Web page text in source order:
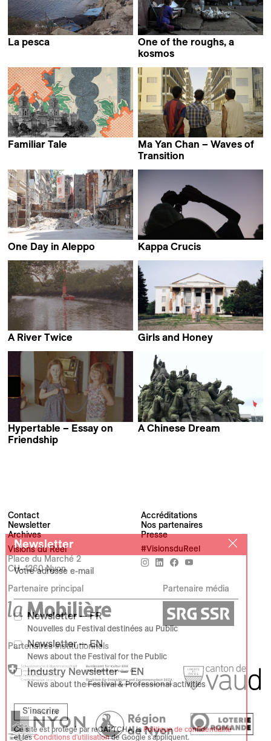
La pesca
One of the roughs, a
kosmos
Familiar Tale
Ma Yan Chan – Waves of
Transition
One Day in Aleppo
Kappa Crucis
A River Twice
Girls and Honey
Hypertable – Essay on
Friendship
A Chinese Dream
Contact
Newsletter
Archives
Accréditations
Nos partenaires
Presse
Visions du Réel
Place du Marché 2
CH–1260 Nyon
#VisionsduReel
Partenaire principal Partenaire média
Partenaires institutionnels
Newsletter
Votre adresse e-mail
Newsletter — FR
Nouvelles du Festival destinées au Public
Newsletter — EN
News about the Festival for the Public
Industry Newsletter — EN
News about the Festival & Professional activities
S'inscrire
Ce site est protégé par reCAPTCHA, la Politique de confidentialité
et lesConditions d'utilisationde Google s'appliquent.